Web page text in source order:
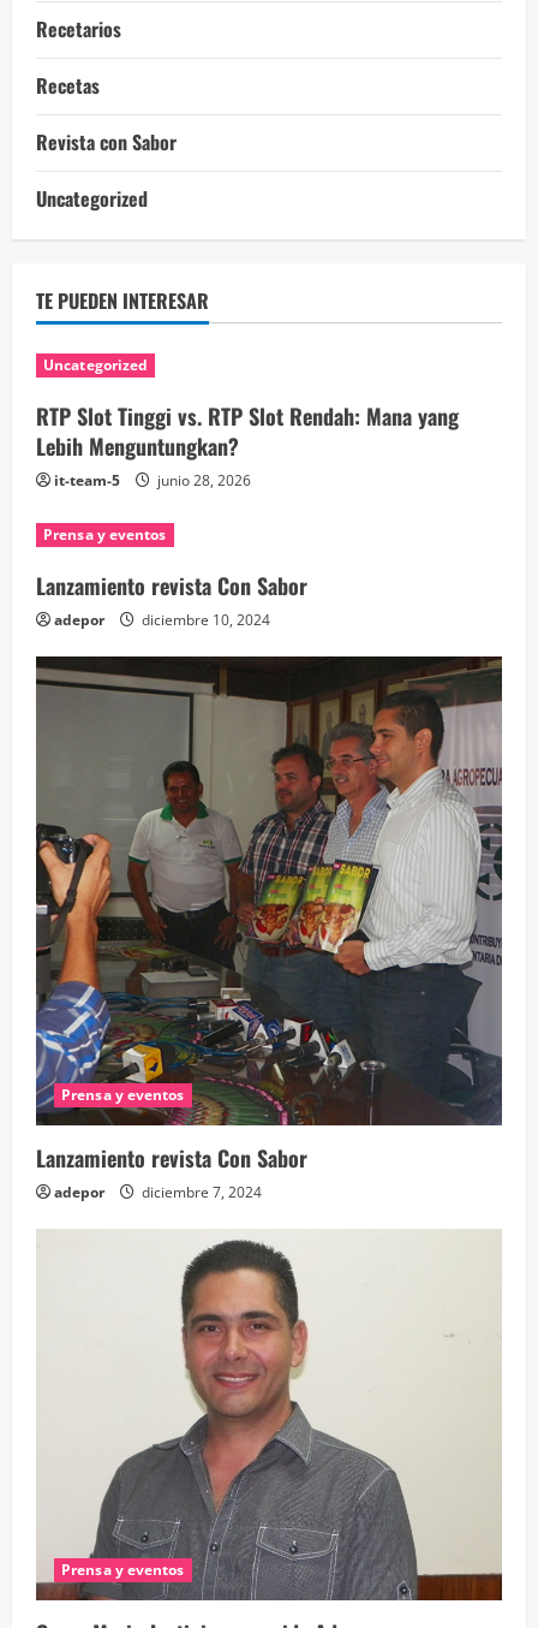
Recetarios
Recetas
Revista con Sabor
Uncategorized
TE PUEDEN INTERESAR
Uncategorized
RTP Slot Tinggi vs. RTP Slot Rendah: Mana yang
Lebih Menguntungkan?
it-team-5 junio 28, 2026
Prensa y eventos
Lanzamiento revista Con Sabor
adepor diciembre 10, 2024
Prensa y eventos
Lanzamiento revista Con Sabor
adepor diciembre 7, 2024
Prensa y eventos